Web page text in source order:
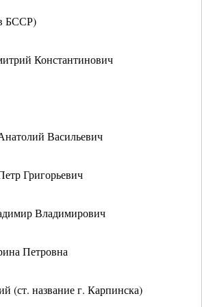
БССР)
Константинович
Васильевич
Григорьевич
Владимирович
Петровна
(ст. название г. Карпинска)